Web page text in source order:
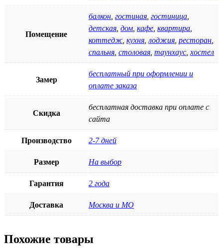
Помещение
балкон гостиная гостиница
детская дом кафе квартира
коттедж кухня лоджия ресторан
спальня столовая таунхаус хостел
Замер
бесплатный при оформлении и
оплате заказа
Скидка
бесплатная доставка при оплате с
сайта
Производство 2-7 дней
Размер На выбор
Гарантия 2 года
Доставка Москва и МО
Похожие товары